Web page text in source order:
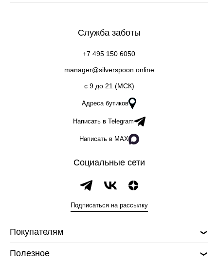
Служба заботы
+7 495 150 6050
manager@silverspoon.online
c 9 до 21 (МСК)
Адреса бутиков
Написать в Telegram
Написать в MAX
Социальные сети
Подписаться на рассылку
Покупателям
Полезное